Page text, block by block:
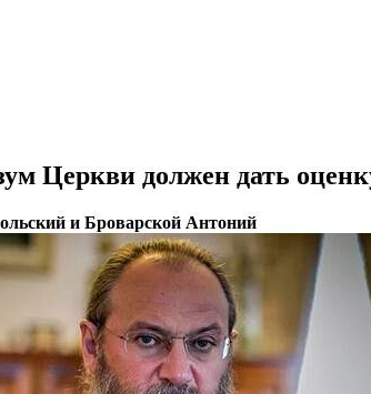
Церкви должен дать
и Броварской Антоний